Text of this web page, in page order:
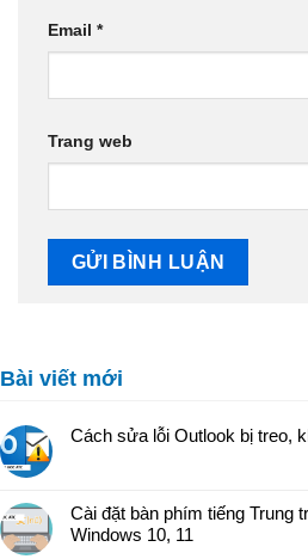
Email *
Trang web
Bài viết mới
Cách sửa lỗi Outlook bị treo,
Cài đặt bàn phím tiếng Trung
Windows 10, 11